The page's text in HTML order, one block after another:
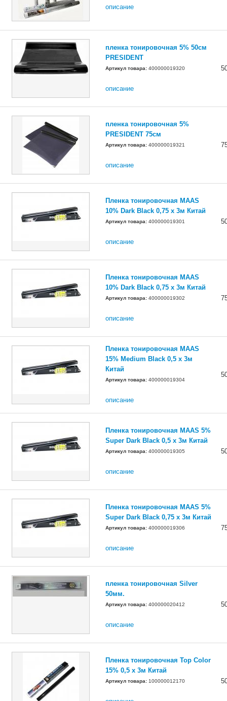
описание
пленка тонировочная 5% 50см
PRESIDENT
Артикул товара: 400000019320
описание
пленка тонировочная 5%
PRESIDENT 75см
Артикул товара: 400000019321
описание
Пленка тонировочная MAAS
10% Dark Black 0,75 х 3м Китай
Артикул товара: 400000019301
описание
Пленка тонировочная MAAS
10% Dark Black 0,75 х 3м Китай
Артикул товара: 400000019302
описание
Пленка тонировочная MAAS
15% Medium Black 0,5 х 3м
Китай
Артикул товара: 400000019304
описание
Пленка тонировочная MAAS 5%
Super Dark Black 0,5 х 3м Китай
Артикул товара: 400000019305
описание
Пленка тонировочная MAAS 5%
Super Dark Black 0,75 х 3м Китай
Артикул товара: 400000019306
описание
пленка тонировочная Silver
50мм.
Артикул товара: 400000020412
описание
Пленка тонировочная Top Color
15% 0,5 х 3м Китай
Артикул товара: 100000012170